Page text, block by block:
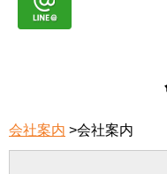
会社案内 >会社案内